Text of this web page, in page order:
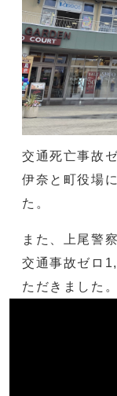
交通死亡事故
伊奈と町役場
た。
また、上尾警
交通事故ゼロ
ただきました。